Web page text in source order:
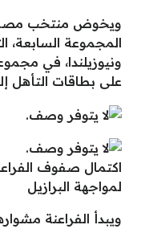
ويخوض منتخب مصر
المجموعة السابعة،
ونيوزيلندا، في
على بطاقات التأهل
اكتمال صفوف
لمواجهة البرازيل
ويبدأ الفراعنة